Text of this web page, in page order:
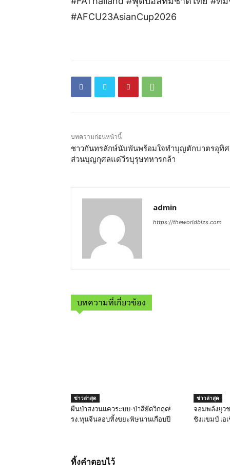
#AFCU23AsianCup2026
บทความก่อนหน้านี้
ชาวกันทรลักษ์นับพันพร้อมใจทำบุญตักบาตรอุทิศ
ส่วนบุญกุศลแด่วีรบุรุษทหารกล้า
admin
https://theworldbizs.com
บทความที่เกี่ยวข้อง
ข่าวล่าสุด
ผืนป่าสงวนแควระบบ-ป่าสียัดวิกฤต!
รง.ทุนจีนลอบทิ้งขยะพิษนานเกือบปี
ข่าวล่าสุด
จอมพลังยุว
ชิงแขมป์ เอ
ทิ้งคำตอบไว้